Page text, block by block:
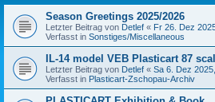
Season Greetings 2025/2026
Letzter Beitrag von Detlef « Fr 26. Dez
Verfasst in Sonstiges/Miscellaneous
IL-14 model VEB Plasticart 87
Letzter Beitrag von Detlef « Sa 6. Dez
Verfasst in Plasticart-Zschopau-Archiv